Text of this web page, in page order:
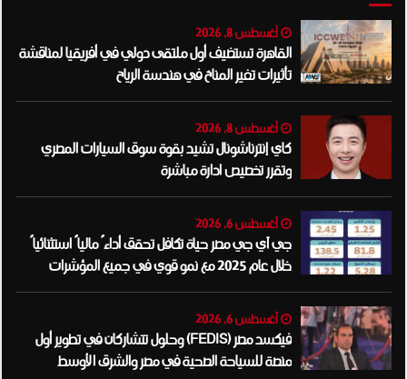
أغسطس 8, 2026
القاهرة تستضيف أول ملتقى دولي في أفريقيا لمناقشة
تأثيرات تغير المناخ في هندسة الرياح
أغسطس 8, 2026
كاي إنترناشونال تشيد بقوة سوق السيارات المصري
وتقرر تخصيص ادارة مباشرة
أغسطس 6, 2026
جي آي جي مصر حياة تكافل تحقق أداءً مالياً استثنائياً
خلال عام 2025 مع نمو قوي في جميع المؤشرات
المالية الرئيسية
أغسطس 6, 2026
فيكسد مصر (FEDIS) وحلول تتشاركان في تطوير أول
منصة للسياحة الصحية في مصر والشرق الأوسط